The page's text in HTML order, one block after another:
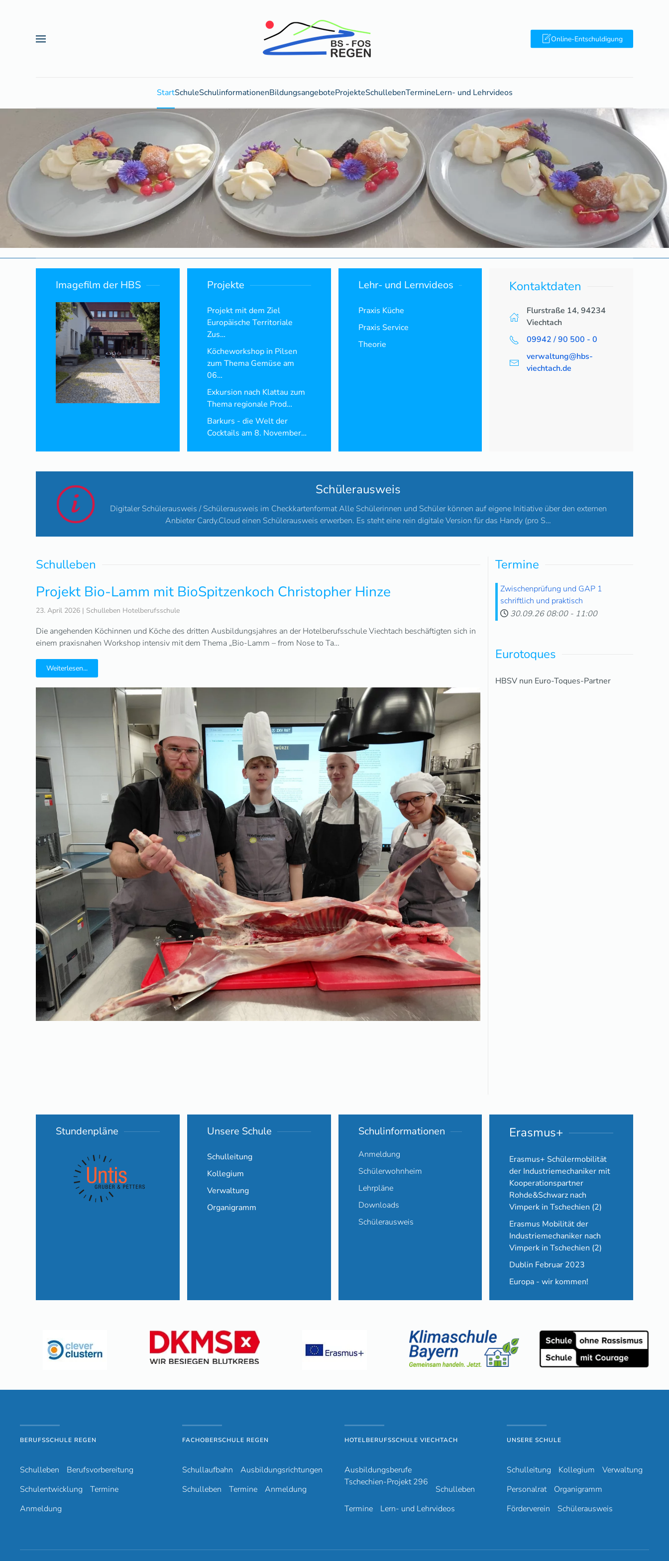
Online-Entschuldigung
StartSchuleSchulinformationenBildungsangeboteProjekteSchullebenTermineLern- und Lehrvideos
Imagefilm der HBS Projekte
Projekt mit dem Ziel
Europäische Territoriale
Zus…
Köcheworkshop in Pilsen
zum Thema Gemüse am
06…
Exkursion nach Klattau zum
Thema regionale Prod…
Barkurs - die Welt der
Cocktails am 8. November…
Lehr- und Lernvideos
Praxis Küche
Praxis Service
Theorie
Kontaktdaten
Flurstraße 14, 94234
Viechtach
09942 / 90 500 - 0
verwaltung@hbs-
viechtach.de
Schülerausweis
Digitaler Schülerausweis / Schülerausweis im Checkkartenformat Alle Schülerinnen und Schüler können auf eigene Initiative über den externen
Anbieter Cardy.Cloud einen Schülerausweis erwerben. Es steht eine rein digitale Version für das Handy (pro S…
Schulleben
Projekt Bio-Lamm mit BioSpitzenkoch Christopher Hinze
23. April 2026 | Schulleben Hotelberufsschule
Die angehenden Köchinnen und Köche des dritten Ausbildungsjahres an der Hotelberufsschule Viechtach beschäftigten sich in
einem praxisnahen Workshop intensiv mit dem Thema „Bio-Lamm – from Nose to Ta…
Weiterlesen...
Fachbuchautoren an der
20. März 2026|Schulleben Hotelberufsschule
Weiterlesen...
Termine
Zwischenprüfung und GAP 1
schriftlich und praktisch
30.09.26 08:00 - 11:00
Eurotoques
HBSV nun Euro-Toques-Partner
Stundenpläne Unsere Schule
Schulleitung
Kollegium
Verwaltung
Organigramm
Schulinformationen
Anmeldung
Schülerwohnheim
Lehrpläne
Downloads
Schülerausweis
Erasmus+
Erasmus+ Schülermobilität
der Industriemechaniker mit
Kooperationspartner
Rohde&Schwarz nach
Vimperk in Tschechien (2)
Erasmus Mobilität der
Industriemechaniker nach
Vimperk in Tschechien (2)
Dublin Februar 2023
Europa - wir kommen!
BERUFSSCHULE REGEN
Schulleben
Berufsvorbereitung
Schulentwicklung
Termine
Anmeldung
FACHOBERSCHULE REGEN
Schullaufbahn
Ausbildungsrichtungen
Schulleben
Termine Anmeldung
HOTELBERUFSSCHULE VIECHTACH
Ausbildungsberufe
Tschechien-Projekt 296
Schulleben
Termine
Lern- und Lehrvideos
UNSERE SCHULE
Schulleitung Kollegium
Verwaltung
Personalrat
Organigramm
Förderverein
Schülerausweis